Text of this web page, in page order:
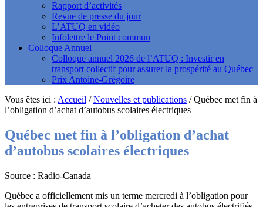
Rapport d’activités
Revue de presse du jour
L’ATUQ en vidéo
Infolettre le Point commun
Colloque Annuel
Colloque annuel 2026 de l’ATUQ : Investir en
transport collectif pour assurer la prospérité au Québec
Prix Antoine-Grégoire
Vous êtes ici : Accueil /Nouvelles et publications /Québec met fin à
l’obligation d’achat d’autobus scolaires électriques
Québec met fin à l’obligation d’achat
d’autobus scolaires électriques
Source : Radio-Canada
Québec a officiellement mis un terme mercredi à l’obligation pour